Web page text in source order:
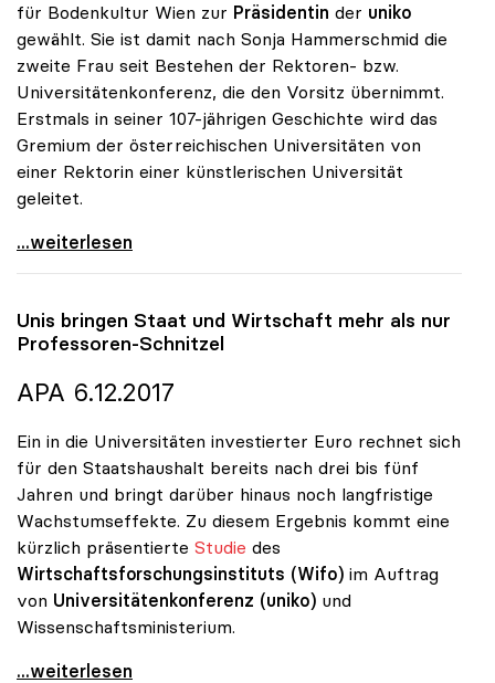
für Bodenkultur Wien zur Präsidentin der uniko
gewählt. Sie ist damit nach Sonja Hammerschmid die
zweite Frau seit Bestehen der Rektoren- bzw.
Universitätenkonferenz, die den Vorsitz übernimmt.
Erstmals in seiner 107-jährigen Geschichte wird das
Gremium der österreichischen Universitäten von
einer Rektorin einer künstlerischen Universität
geleitet.
Eva Blimlinger zur Präsidentin der uniko gewählt
...weiterlesen
Unis bringen Staat und Wirtschaft mehr als nur
Professoren-Schnitzel
APA 6.12.2017
Ein in die Universitäten investierter Euro rechnet sich
für den Staatshaushalt bereits nach drei bis fünf
Jahren und bringt darüber hinaus noch langfristige
Wachstumseffekte. Zu diesem Ergebnis kommt eine
kürzlich präsentierte Studie des
Wirtschaftsforschungsinstituts (Wifo) im Auftrag
von Universitätenkonferenz (uniko) und
Wissenschaftsministerium.
Unis bringen Staat und Wirtschaft mehr als nur
...weiterlesen